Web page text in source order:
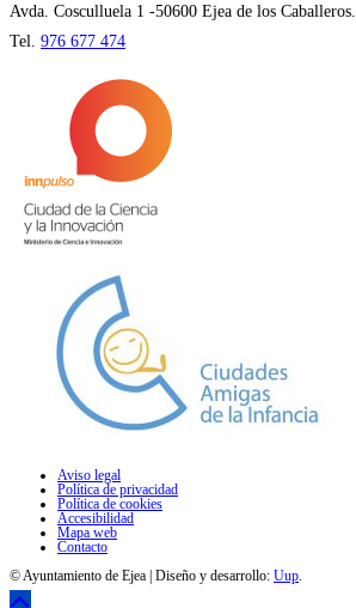
pestaña
Avda. Cosculluela 1 -50600 Ejea de los Caballeros.
Tel. 976 677 474
Aviso legal
Política de privacidad
Política de cookies
Accesibilidad
Mapa web
Contacto
© Ayuntamiento de Ejea | Diseño y desarrollo: Uup.